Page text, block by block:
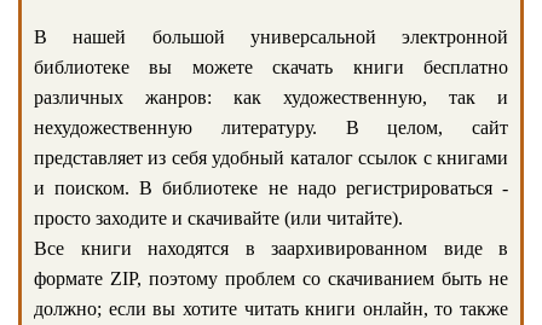
В нашей большой универсальной электронной
библиотеке вы можете скачать книги бесплатно
различных жанров: как художественную, так и
нехудожественную литературу. В целом, сайт
представляет из себя удобный каталог ссылок с книгами
и поиском. В библиотеке не надо регистрироваться -
просто заходите и скачивайте (или читайте).
Все книги находятся в заархивированном виде в
формате ZIP, поэтому проблем со скачиванием быть не
должно; если вы хотите читать книги онлайн, то также